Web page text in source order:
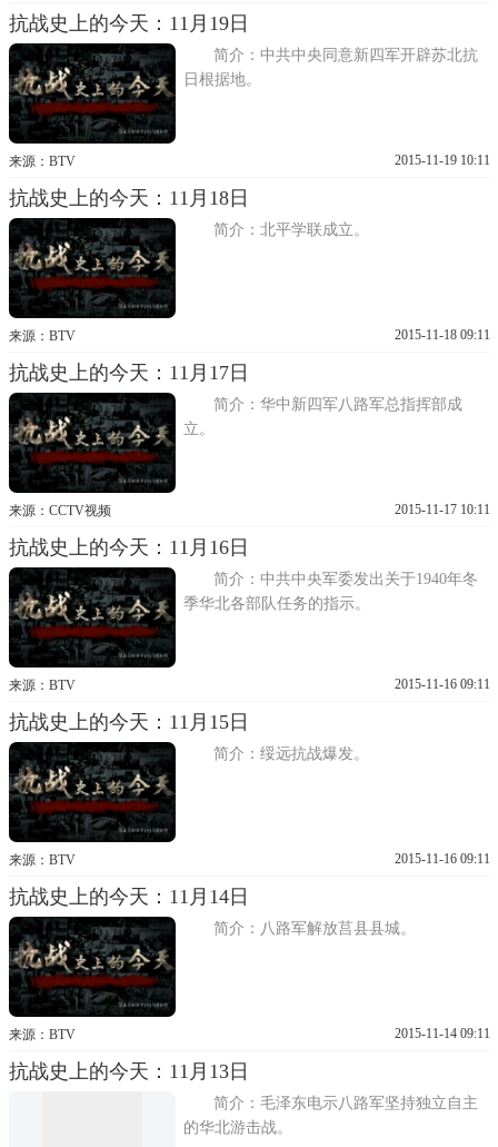
抗战史上的今天：11月19日
简介：中共中央同意新四军开辟苏北抗
日根据地。
来源：BTV 2015-11-19 10:11
抗战史上的今天：11月18日
简介：北平学联成立。
来源：BTV 2015-11-18 09:11
抗战史上的今天：11月17日
简介：华中新四军八路军总指挥部成
立。
来源：CCTV视频 2015-11-17 10:11
抗战史上的今天：11月16日
简介：中共中央军委发出关于1940年冬
季华北各部队任务的指示。
来源：BTV 2015-11-16 09:11
抗战史上的今天：11月15日
简介：绥远抗战爆发。
来源：BTV 2015-11-16 09:11
抗战史上的今天：11月14日
简介：八路军解放莒县县城。
来源：BTV 2015-11-14 09:11
抗战史上的今天：11月13日
简介：毛泽东电示八路军坚持独立自主
的华北游击战。